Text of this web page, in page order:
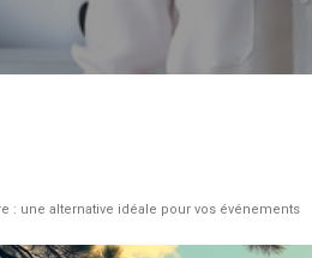
: une alternative idéale pour vos événements